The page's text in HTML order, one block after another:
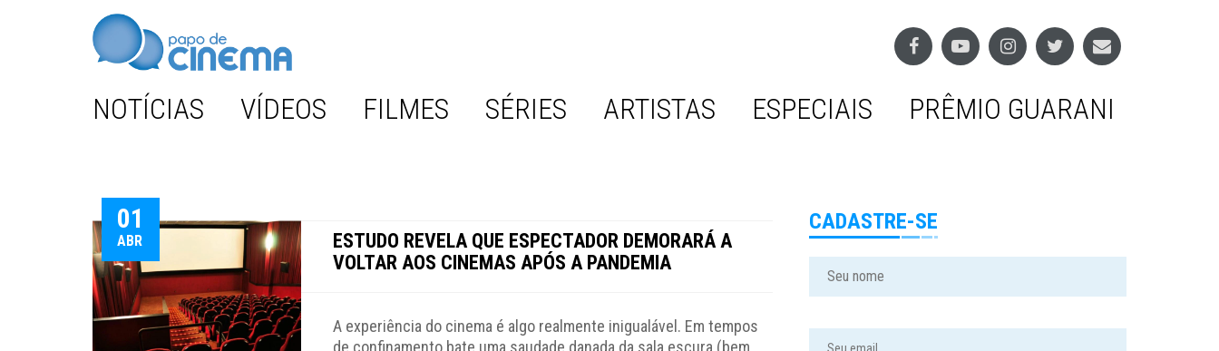
NOTÍCIAS VÍDEOS FILMES SÉRIES ARTISTAS ESPECIAIS PRÊMIO GUARANI
01
ABR
ESTUDO REVELA QUE ESPECTADOR DEMORARÁ A
VOLTAR AOS CINEMAS APÓS A PANDEMIA
A experiência do cinema é algo realmente inigualável. Em tempos
de confinamento bate uma saudade danada da sala escura (bem
CADASTRE-SE